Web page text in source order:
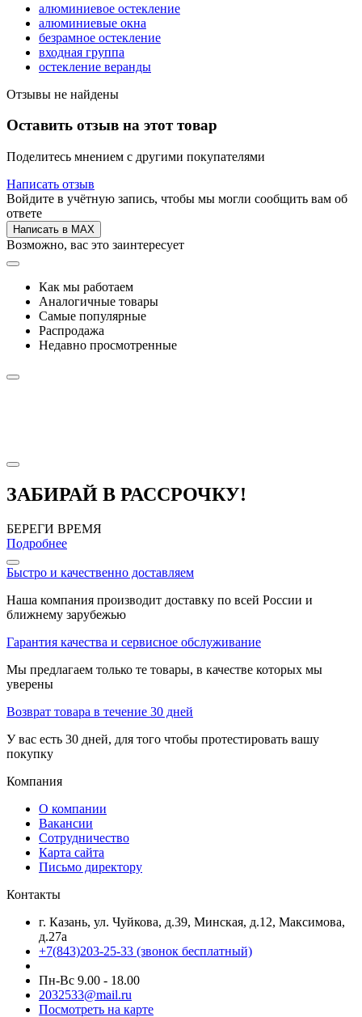
алюминиевое остекление
алюминиевые окна
безрамное остекление
входная группа
остекление веранды
Отзывы не найдены
Оставить отзыв на этот товар
Поделитесь мнением с другими покупателями
Написать отзыв
Войдите в учётную запись, чтобы мы могли сообщить вам об
ответе
Написать в MAX
Возможно, вас это заинтересует
Как мы работаем
Аналогичные товары
Самые популярные
Распродажа
Недавно просмотренные
ЗАБИРАЙ В РАССРОЧКУ!
БЕРЕГИ ВРЕМЯ
Подробнее
Быстро и качественно доставляем
Наша компания производит доставку по всей России и
ближнему зарубежью
Гарантия качества и сервисное обслуживание
Мы предлагаем только те товары, в качестве которых мы
уверены
Возврат товара в течение 30 дней
У вас есть 30 дней, для того чтобы протестировать вашу
покупку
Компания
О компании
Вакансии
Сотрудничество
Карта сайта
Письмо директору
Контакты
г. Казань, ул. Чуйкова, д.39, Минская, д.12, Максимова,
д.27а
+7(843)203-25-33 (звонок бесплатный)
Пн-Вс 9.00 - 18.00
2032533@mail.ru
Посмотреть на карте